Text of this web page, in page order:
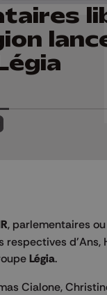
FaceBook
sur LinkedIn
sur Whatsapp
, parlementaires
respectives d'Ans,
Légia.
Cialone,